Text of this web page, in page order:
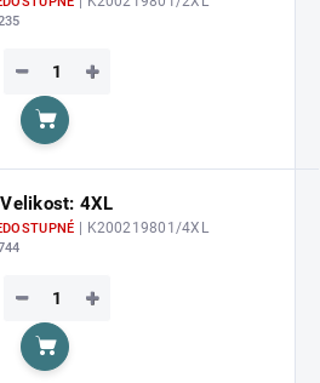
+
−
Do košíku
4XL
| K200219801/4XL
+
−
Do košíku